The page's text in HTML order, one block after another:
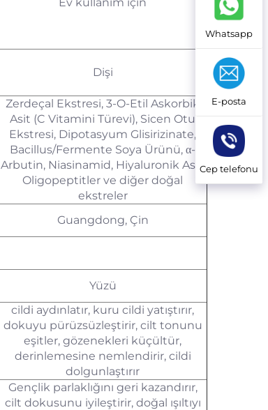
Dişi
Zerdeçal Ekstresi, 3-O-Etil Askorbik
Asit (C Vitamini Türevi), Sicen Otu
Ekstresi, Dipotasyum Glisirizinate,
Bacillus/Fermente Soya Ürünü, α-
Arbutin, Niasinamid, Hiyaluronik Asit,
Oligopeptitler ve diğer doğal
ekstreler
Guangdong, Çin
Yüzü
cildi aydınlatır, kuru cildi yatıştırır,
dokuyu pürüzsüzleştirir, cilt tonunu
eşitler, gözenekleri küçültür,
derinlemesine nemlendirir, cildi
dolgunlaştırır
Gençlik parlaklığını geri kazandırır,
cilt dokusunu iyileştirir, doğal ışıltıyı
Whatsapp
E-posta
Cep telefonu